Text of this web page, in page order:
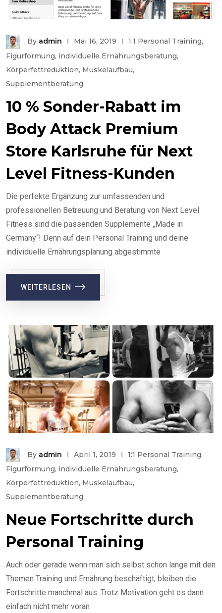
By admin Mai 16, 2019 1:1 Personal Training,
Figurformung, individuelle Ernährungsberatung,
Körperfettreduktion, Muskelaufbau,
Supplementberatung
10 % Sonder-Rabatt im
Body Attack Premium
Store Karlsruhe für Next
Level Fitness-Kunden
Die perfekte Ergänzung zur umfassenden und
professionellen Betreuung und Beratung von Next Level
Fitness sind die passenden Supplemente „Made in
Germany“! Denn auf dein Personal Training und deine
individuelle Ernährungsplanung abgestimmte
WEITERLESEN
By admin April 1, 2019 1:1 Personal Training,
Figurformung, individuelle Ernährungsberatung,
Körperfettreduktion, Muskelaufbau,
Supplementberatung
Neue Fortschritte durch
Personal Training
Auch oder gerade wenn man sich selbst schon lange mit den
Themen Training und Ernährung beschäftigt, bleiben die
Fortschritte manchmal aus. Trotz Motivation geht es dann
einfach nicht mehr voran